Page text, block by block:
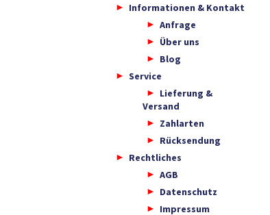
Informationen & Kontakt
Anfrage
Über uns
Blog
Service
Lieferung &
Versand
Zahlarten
Rücksendung
Rechtliches
AGB
Datenschutz
Impressum